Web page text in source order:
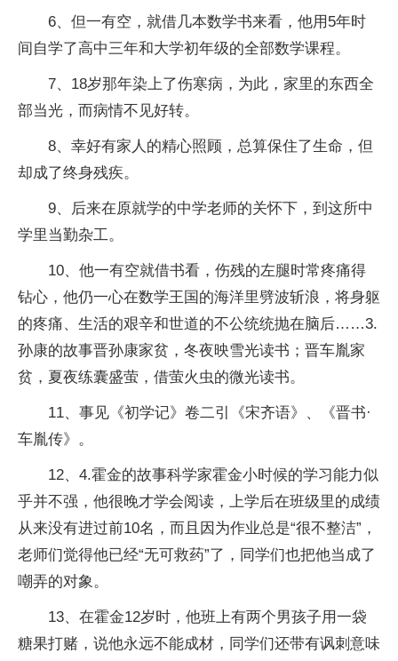
6、但一有空，就借几本数学书来看，他用5年时
间自学了高中三年和大学初年级的全部数学课程。
7、18岁那年染上了伤寒病，为此，家里的东西全
部当光，而病情不见好转。
8、幸好有家人的精心照顾，总算保住了生命，但
却成了终身残疾。
9、后来在原就学的中学老师的关怀下，到这所中
学里当勤杂工。
10、他一有空就借书看，伤残的左腿时常疼痛得
钻心，他仍一心在数学王国的海洋里劈波斩浪，将身躯
的疼痛、生活的艰辛和世道的不公统统抛在脑后……3.
孙康的故事晋孙康家贫，冬夜映雪光读书；晋车胤家
贫，夏夜练囊盛萤，借萤火虫的微光读书。
11、事见《初学记》卷二引《宋齐语》、《晋书·
车胤传》。
12、4.霍金的故事科学家霍金小时候的学习能力似
乎并不强，他很晚才学会阅读，上学后在班级里的成绩
从来没有进过前10名，而且因为作业总是“很不整洁”，
老师们觉得他已经“无可救药”了，同学们也把他当成了
嘲弄的对象。
13、在霍金12岁时，他班上有两个男孩子用一袋
糖果打赌，说他永远不能成材，同学们还带有讽刺意味